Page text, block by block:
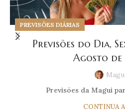
PREVISÕES DIÁRIAS
Previsões do Dia,
Agosto
Previsões da Magui
CONTINUA